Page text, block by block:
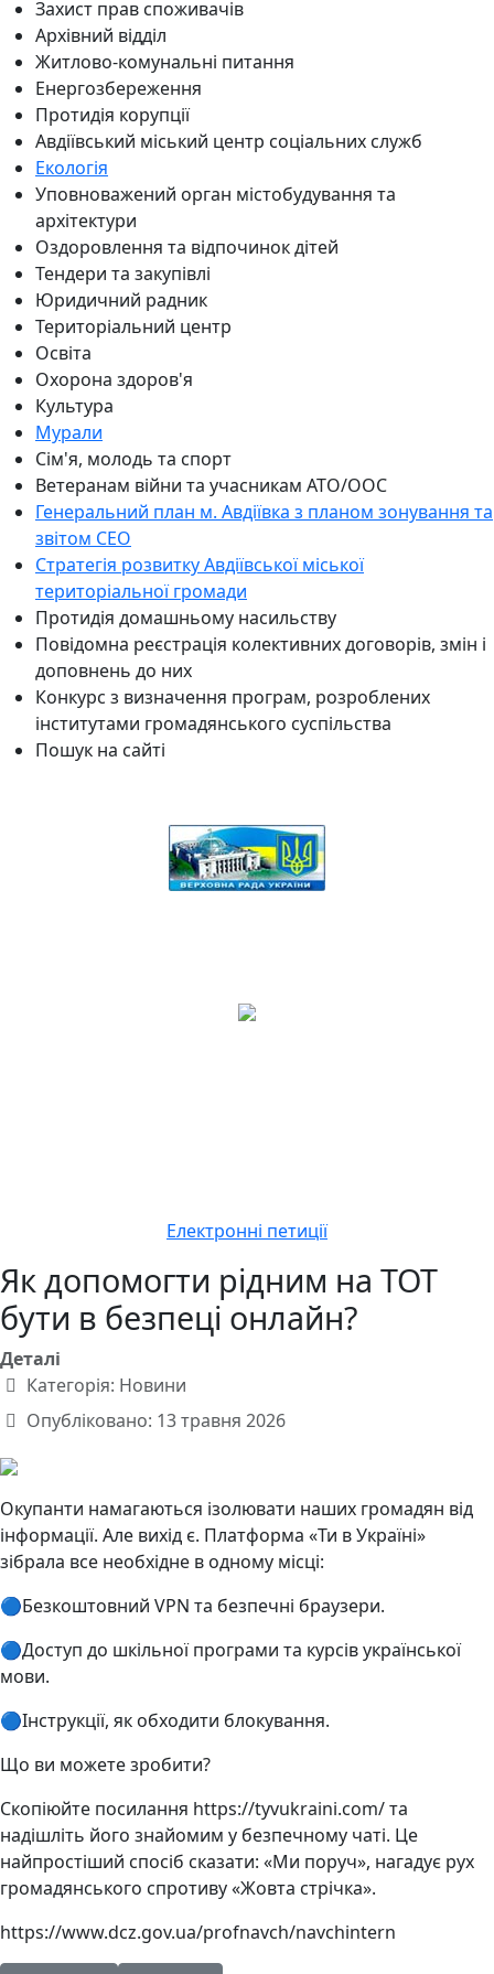
Захист прав споживачів
Архівний відділ
Житлово-комунальні питання
Енергозбереження
Протидія корупції
Авдіївський міський центр соціальних служб
Екологія
Уповноважений орган містобудування та
архітектури
Оздоровлення та відпочинок дітей
Тендери та закупівлі
Юридичний радник
Територіальний центр
Освіта
Охорона здоров'я
Культура
Мурали
Сім'я, молодь та спорт
Ветеранам війни та учасникам АТО/ООС
Генеральний план м. Авдіївка з планом зонування та
звітом СЕО
Стратегія розвитку Авдіївської міської
територіальної громади
Протидія домашньому насильству
Повідомна реєстрація колективних договорів, змін і
доповнень до них
Конкурс з визначення програм, розроблених
інститутами громадянського суспільства
Пошук на сайті
Електронні петиції
Як допомогти рідним на ТОТ
бути в безпеці онлайн?
Деталі
Категорія: Новини
Опубліковано: 13 травня 2026
Окупанти намагаються ізолювати наших громадян від
інформації. Але вихід є. Платформа «Ти в Україні»
зібрала все необхідне в одному місці:
🔵Безкоштовний VPN та безпечні браузери.
🔵Доступ до шкільної програми та курсів української
мови.
🔵Інструкції, як обходити блокування.
Що ви можете зробити?
Скопіюйте посилання https://tyvukraini.com/ та
надішліть його знайомим у безпечному чаті. Це
найпростіший спосіб сказати: «Ми поруч», нагадує рух
громадянського спротиву «Жовта стрічка».
https://www.dcz.gov.ua/profnavch/navchintern